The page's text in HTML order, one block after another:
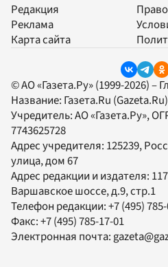
Редакция
Реклама
Карта сайта
© АО «Газета.Ру» (1999-2026) –
Название: Газета.Ru (Gazeta.Ru)
Учредитель:АО «Газета.Ру»,
7743625728
Адрес учредителя: 125239,
улица, дом 67
Адрес редакции и издателя:
Варшавское шоссе, д.9, стр.1
Телефон редакции:+7 (495)
Факс:+7 (495) 785-17-01
Электронная почта: